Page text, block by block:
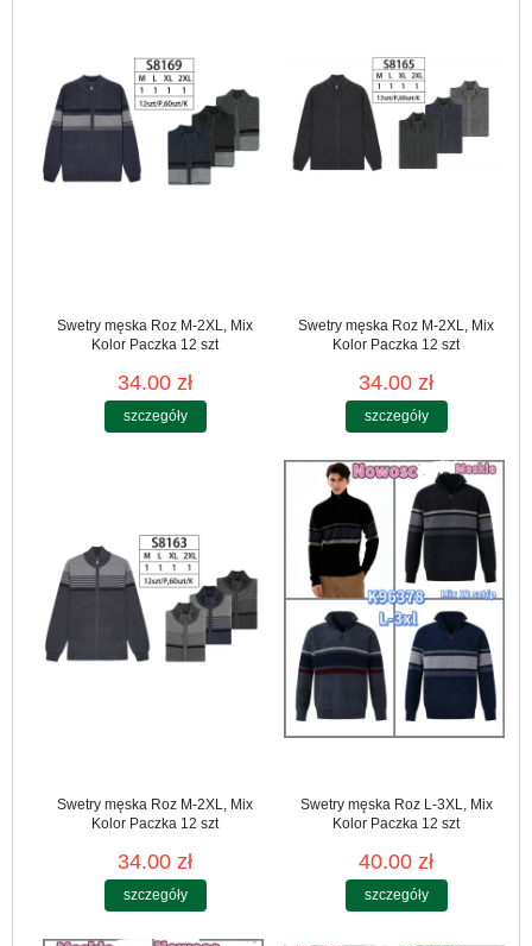
Swetry męska Roz M-2XL, Mix
Kolor Paczka 12 szt
34.00 zł
szczegóły
Swetry męska Roz M-2XL, Mix
Kolor Paczka 12 szt
34.00 zł
szczegóły
Swetry męska Roz M-2XL, Mix
Kolor Paczka 12 szt
34.00 zł
szczegóły
Swetry męska Roz L-3XL, Mix
Kolor Paczka 12 szt
40.00 zł
szczegóły